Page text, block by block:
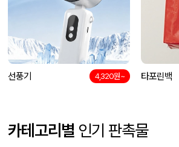
선풍기 4,320원~ 타포린백
카테고리별 인기 판촉물